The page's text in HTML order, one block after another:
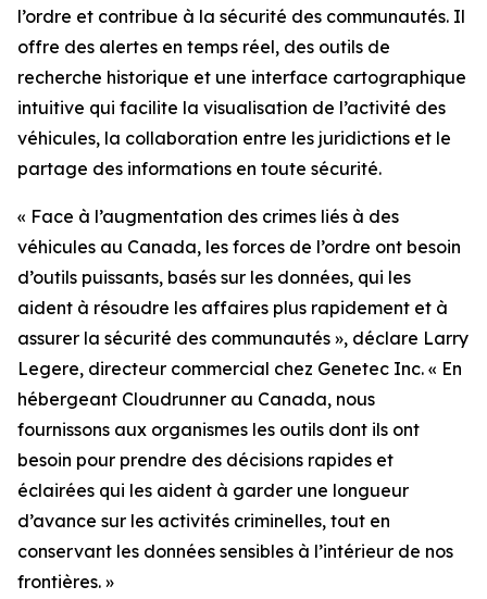
l’ordre et contribue à la sécurité des communautés. Il
offre des alertes en temps réel, des outils de
recherche historique et une interface cartographique
intuitive qui facilite la visualisation de l’activité des
véhicules, la collaboration entre les juridictions et le
partage des informations en toute sécurité.
« Face à l’augmentation des crimes liés à des
véhicules au Canada, les forces de l’ordre ont besoin
d’outils puissants, basés sur les données, qui les
aident à résoudre les affaires plus rapidement et à
assurer la sécurité des communautés », déclare Larry
Legere, directeur commercial chez Genetec Inc. « En
hébergeant Cloudrunner au Canada, nous
fournissons aux organismes les outils dont ils ont
besoin pour prendre des décisions rapides et
éclairées qui les aident à garder une longueur
d’avance sur les activités criminelles, tout en
conservant les données sensibles à l’intérieur de nos
frontières. »